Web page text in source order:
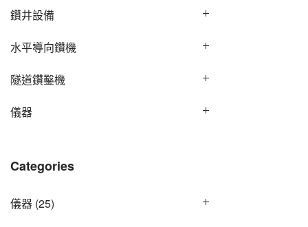
鑽井設備
水平導向鑽機
隧道鑽鑿機
儀器
Categories
儀器 (25)